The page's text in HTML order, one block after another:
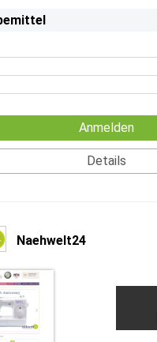
Anmelden
Details
Naehwelt24